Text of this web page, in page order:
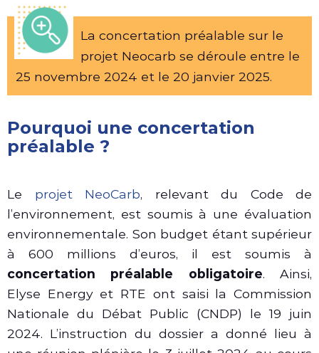
La concertation préalable sur le
projet Neocarb se déroule entre le
25 novembre 2024 et le 20 janvier 2025.
Pourquoi une concertation
préalable ?
Le projet NeoCarb, relevant du Code de
l’environnement, est soumis à une évaluation
environnementale. Son budget étant supérieur
à 600 millions d’euros, il est soumis à
concertation préalable obligatoire. Ainsi,
Elyse Energy et RTE ont saisi la Commission
Nationale du Débat Public (CNDP) le 19 juin
2024. L’instruction du dossier a donné lieu à